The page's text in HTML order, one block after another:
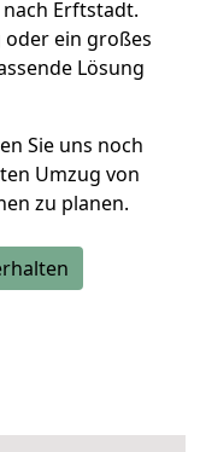
Erftstadt.
oder ein großes
Lösung
Sie uns noch
Umzug von
zu planen.